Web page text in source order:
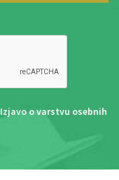
Izjavo o varstvu osebnih